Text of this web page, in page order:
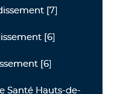
[7]
[6]
[6]
de-France
Santé Hauts-de-